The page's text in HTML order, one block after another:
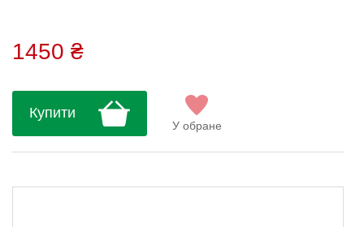
1450 ₴
Купити
У обране